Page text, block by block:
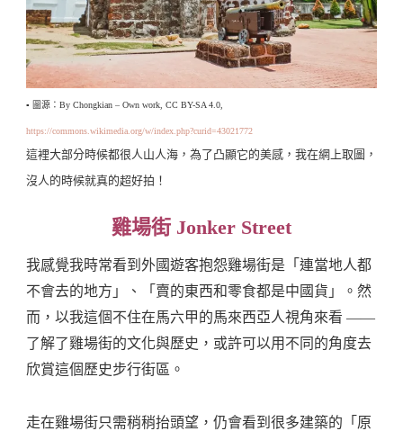
▪️ 圖源：By Chongkian – Own work, CC BY-SA 4.0,
https://commons.wikimedia.org/w/index.php?curid=43021772
這裡大部分時候都很人山人海，為了凸顯它的美感，我在網上取圖，
沒人的時候就真的超好拍！
雞場街 Jonker Street
我感覺我時常看到外國遊客抱怨雞場街是「連當地人都
不會去的地方」、「賣的東西和零食都是中國貨」。然
而，以我這個不住在馬六甲的馬來西亞人視角來看 ——
了解了雞場街的文化與歷史，或許可以用不同的角度去
欣賞這個歷史步行街區。
走在雞場街只需稍稍抬頭望，仍會看到很多建築的「原